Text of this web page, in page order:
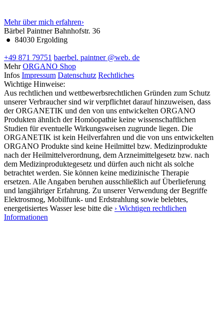
Mehr über mich erfahren›
Bärbel PaintnerBahnhofstr. 36
● 84030 Ergolding
+49 871 79751 baerbel. paintner @web. de
Mehr ORGANO Shop
Infos Impressum Datenschutz Rechtliches
Wichtige Hinweise:
Aus rechtlichen und wettbewerbsrechtlichen Gründen zum Schutz
unserer Verbraucher sind wir verpflichtet darauf hinzuweisen, dass
der ORGANETIK und den von uns entwickelten ORGANO
Produkten ähnlich der Homöopathie keine wissenschaftlichen
Studien für eventuelle Wirkungsweisen zugrunde liegen. Die
ORGANETIK ist kein Heilverfahren und die von uns entwickelten
ORGANO Produkte sind keine Heilmittel bzw. Medizinprodukte
nach der Heilmittelverordnung, dem Arzneimittelgesetz bzw. nach
dem Medizinproduktegesetz und dürfen auch nicht als solche
betrachtet werden. Sie können keine medizinische Therapie
ersetzen. Alle Angaben beruhen ausschließlich auf Überlieferung
und langjähriger Erfahrung. Zu unserer Verwendung der Begriffe
Elektrosmog, Mobilfunk- und Erdstrahlung sowie belebtes,
energetisiertes Wasser lese bitte die › Wichtigen rechtlichen
Informationen